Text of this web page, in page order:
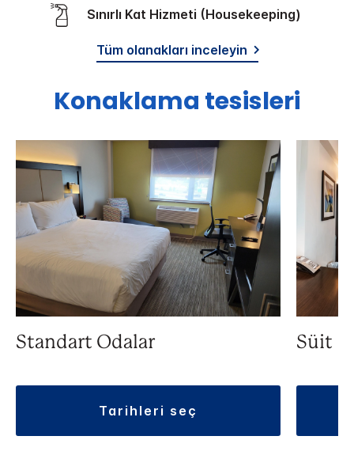
Sınırlı Kat Hizmeti (Housekeeping)
Tüm olanakları inceleyin
Konaklama tesisleri
Standart Odalar
tarihleri seç
Süit